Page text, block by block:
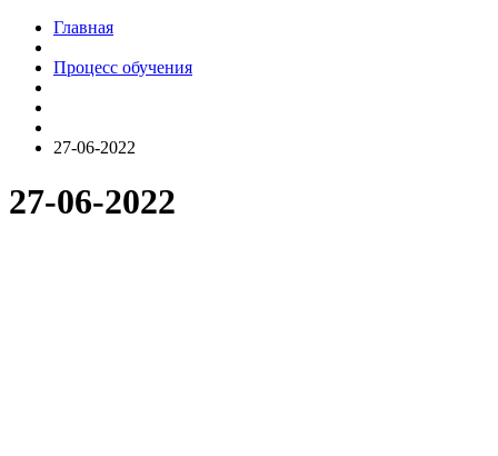
Главная
Процесс обучения
27-06-2022
27-06-2022